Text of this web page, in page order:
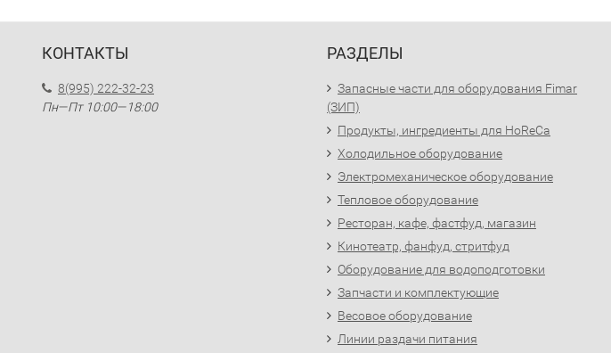
КОНТАКТЫ
8(995) 222-32-23
Пн—Пт 10:00—18:00
РАЗДЕЛЫ
Запасные части для оборудования Fimar
(ЗИП)
Продукты, ингредиенты для HoReCa
Холодильное оборудование
Электромеханическое оборудование
Тепловое оборудование
Ресторан, кафе, фастфуд, магазин
Кинотеатр, фанфуд, стритфуд
Оборудование для водоподготовки
Запчасти и комплектующие
Весовое оборудование
Линии раздачи питания